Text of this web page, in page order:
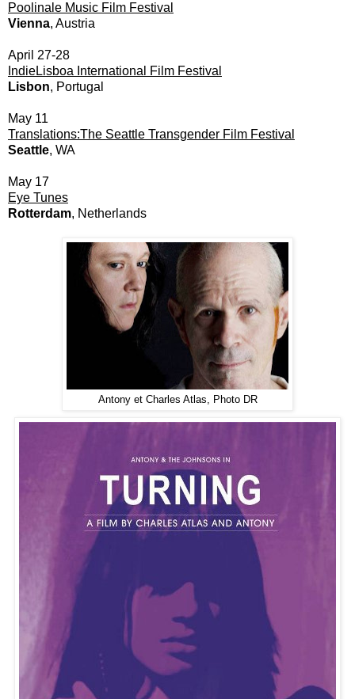
Poolinale Music Film Festival
Vienna, Austria
April 27-28
IndieLisboa International Film Festival
Lisbon, Portugal
May 11
Translations:The Seattle Transgender Film Festival
Seattle, WA
May 17
Eye Tunes
Rotterdam, Netherlands
Antony et Charles Atlas, Photo DR